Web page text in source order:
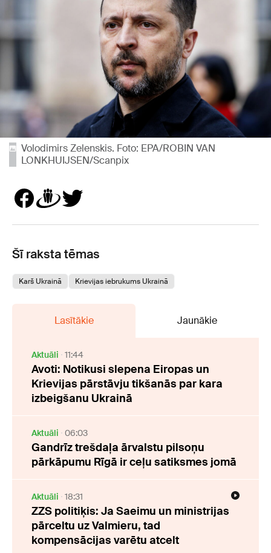
Volodimirs Zelenskis. Foto: EPA/ROBIN VAN
LONKHUIJSEN/Scanpix
Šī raksta tēmas
Karš Ukrainā Krievijas iebrukums Ukrainā
Lasītākie Jaunākie
Aktuāli 11:44
Avoti: Notikusi slepena Eiropas un
Krievijas pārstāvju tikšanās par kara
izbeigšanu Ukrainā
Aktuāli 06:03
Gandrīz trešdaļa ārvalstu pilsoņu
pārkāpumu Rīgā ir ceļu satiksmes jomā
Aktuāli 18:31
ZZS politiķis: Ja Saeimu un ministrijas
pārceltu uz Valmieru, tad
kompensācijas varētu atcelt